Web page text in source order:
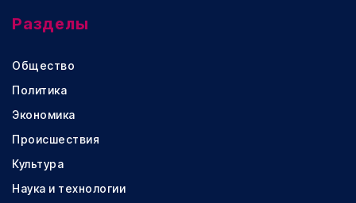
Разделы
Общество
Политика
Экономика
Происшествия
Культура
Наука и технологии